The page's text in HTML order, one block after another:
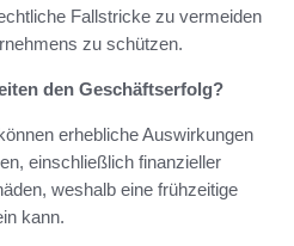
Fallstricke zu vermeiden
zu schützen.
den Geschäftserfolg?
erhebliche Auswirkungen
einschließlich finanzieller
weshalb eine frühzeitige
kann.